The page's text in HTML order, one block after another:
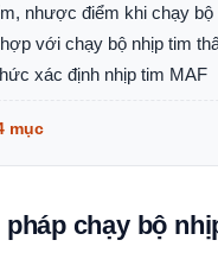
nhược điểm khi chạy bộ
với chạy bộ nhịp tim
xác định nhịp tim MAF
mục
chạy bộ